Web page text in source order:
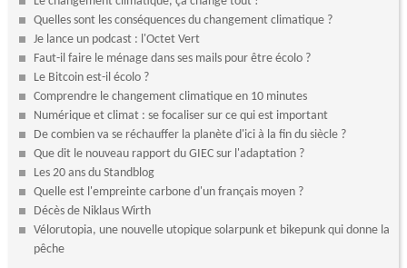
Quelles sont les conséquences du changement climatique ?
Je lance un podcast : l'Octet Vert
Faut-il faire le ménage dans ses mails pour être écolo ?
Le Bitcoin est-il écolo ?
Comprendre le changement climatique en 10 minutes
Numérique et climat : se focaliser sur ce qui est important
De combien va se réchauffer la planète d'ici à la fin du siècle ?
Que dit le nouveau rapport du GIEC sur l'adaptation ?
Les 20 ans du Standblog
Quelle est l'empreinte carbone d'un français moyen ?
Décès de Niklaus Wirth
Vélorutopia, une nouvelle utopique solarpunk et bikepunk qui donne la
pêche